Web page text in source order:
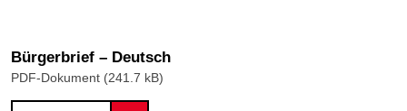
Bürgerbrief – Deutsch
PDF-Dokument (241.7 kB)